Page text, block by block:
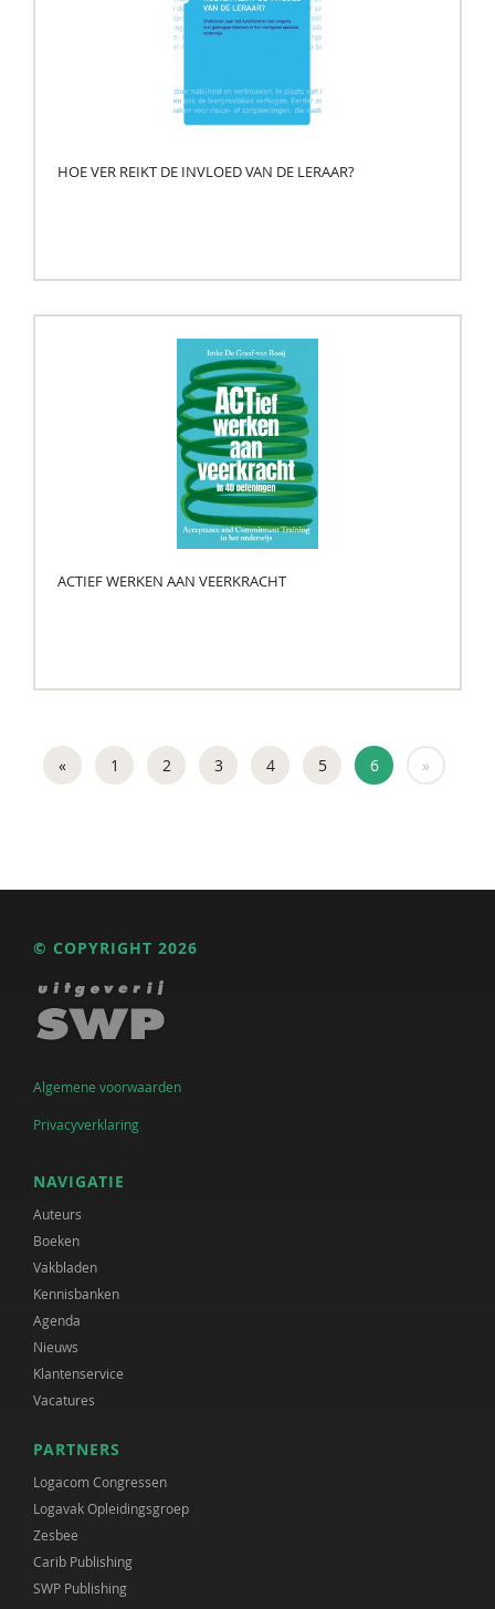
HOE VER REIKT DE INVLOED VAN DE LERAAR?
ACTIEF WERKEN AAN VEERKRACHT
« 1 2 3 4 5 6 »
© COPYRIGHT 2026
Algemene voorwaarden
Privacyverklaring
NAVIGATIE
Auteurs
Boeken
Vakbladen
Kennisbanken
Agenda
Nieuws
Klantenservice
Vacatures
PARTNERS
Logacom Congressen
Logavak Opleidingsgroep
Zesbee
Carib Publishing
SWP Publishing